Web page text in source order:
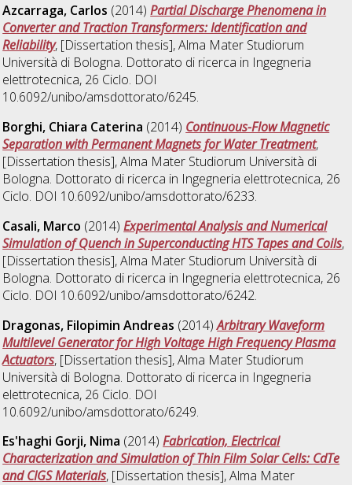
Azcarraga, Carlos (2014)Partial Discharge Phenomena in
Converter and Traction Transformers: Identification and
Reliability, [Dissertation thesis], Alma Mater Studiorum
Università di Bologna. Dottorato di ricerca in Ingegneria
elettrotecnica, 26 Ciclo. DOI
10.6092/unibo/amsdottorato/6245.
Borghi, Chiara Caterina (2014) Continuous-Flow Magnetic
Separation with Permanent Magnets for Water Treatment,
[Dissertation thesis], Alma Mater Studiorum Università di
Bologna. Dottorato di ricerca in Ingegneria elettrotecnica, 26
Ciclo. DOI 10.6092/unibo/amsdottorato/6233.
Casali, Marco (2014)Experimental Analysis and Numerical
Simulation of Quench in Superconducting HTS Tapes and Coils,
[Dissertation thesis], Alma Mater Studiorum Università di
Bologna. Dottorato di ricerca in Ingegneria elettrotecnica, 26
Ciclo. DOI 10.6092/unibo/amsdottorato/6242.
Dragonas, Filopimin Andreas (2014)Arbitrary Waveform
Multilevel Generator for High Voltage High Frequency Plasma
Actuators, [Dissertation thesis], Alma Mater Studiorum
Università di Bologna. Dottorato di ricerca in Ingegneria
elettrotecnica, 26 Ciclo. DOI
10.6092/unibo/amsdottorato/6249.
Es'haghi Gorji, Nima (2014)Fabrication, Electrical
Characterization and Simulation of Thin Film Solar Cells: CdTe
and CIGS Materials, [Dissertation thesis], Alma Mater